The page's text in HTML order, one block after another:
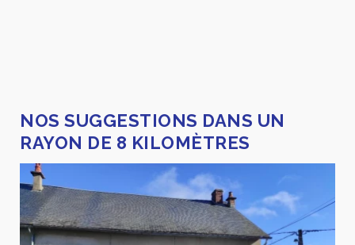
NOS SUGGESTIONS DANS UN
RAYON DE 8 KILOMÈTRES